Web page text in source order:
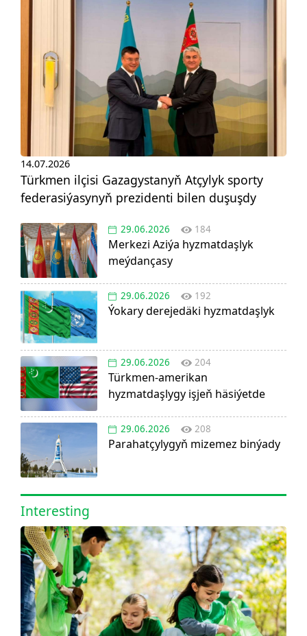
14.07.2026
Türkmen ilçisi Gazagystanyň Atçylyk sporty
federasiýasynyň prezidenti bilen duşuşdy
29.06.2026 184
Merkezi Aziýa hyzmatdaşlyk
meýdançasy
29.06.2026 192
Ýokary derejedäki hyzmatdaşlyk
29.06.2026 204
Türkmen-amerikan
hyzmatdaşlygy işjeň häsiýetde
29.06.2026 208
Parahatçylygyň mizemez binýady
Interesting